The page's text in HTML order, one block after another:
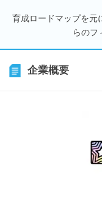
育成ロードマップを元
らのフ
企業概要